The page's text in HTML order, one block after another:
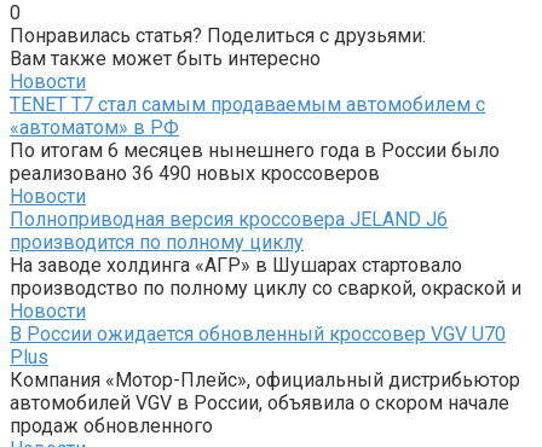
0
Понравилась статья? Поделиться с друзьями:
Вам также может быть интересно
Новости
TENET T7 стал самым продаваемым автомобилем с
«автоматом» в РФ
По итогам 6 месяцев нынешнего года в России было
реализовано 36 490 новых кроссоверов
Новости
Полноприводная версия кроссовера JELAND J6
производится по полному циклу
На заводе холдинга «АГР» в Шушарах стартовало
производство по полному циклу со сваркой, окраской и
Новости
В России ожидается обновленный кроссовер VGV U70
Plus
Компания «Мотор-Плейс», официальный дистрибьютор
автомобилей VGV в России, объявила о скором начале
продаж обновленного